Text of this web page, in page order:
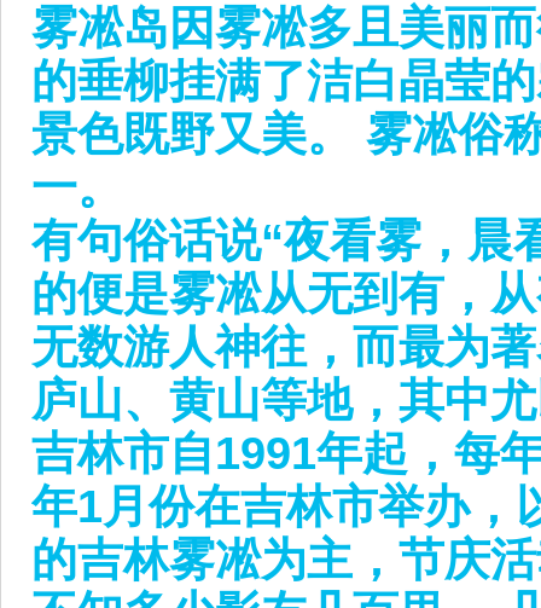
雾凇岛因雾凇多且美丽
的垂柳挂满了洁白晶莹
景色既野又美。 雾凇俗
一。
有句俗话说“夜看雾，晨
的便是雾凇从无到有，
无数游人神往，而最为
庐山、黄山等地，其中
吉林市自1991年起，每
年1月份在吉林市举办，
的吉林雾凇为主，节庆